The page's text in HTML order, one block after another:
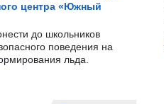
центра «Южный
до школьников
поведения на
льда.